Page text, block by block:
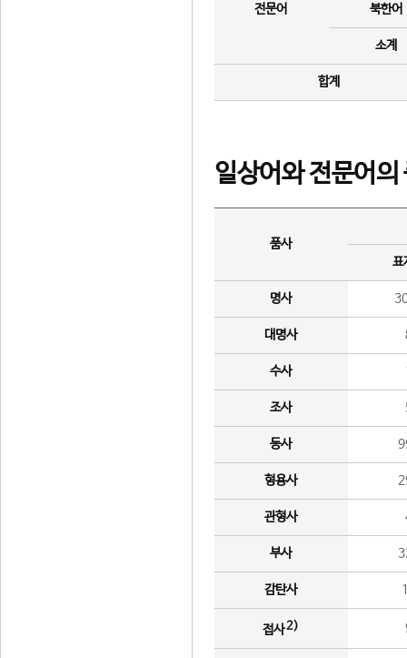
전문어 북한어
소계
합계
일상어와 전문어의
품사
표
명사
대명사
수사
조사
동사
형용사
관형사
부사
감탄사
접사2)